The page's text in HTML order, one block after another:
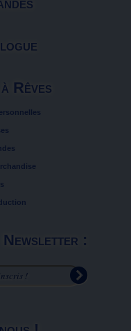
Rêves
Newsletter :